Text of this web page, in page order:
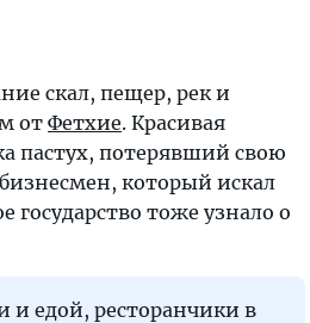
скал, пещер, рек и
от Фетхие. Красивая
пастух, потерявший свою
который искал
государство тоже узнало о
и едой, ресторанчики в